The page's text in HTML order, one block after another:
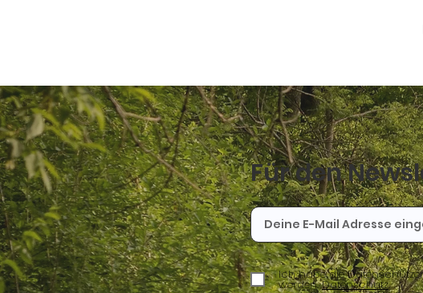
Für den
Ich habe die
werden. Datenschutz